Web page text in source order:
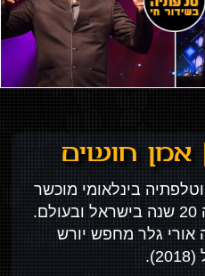
אמן חושים
בינלאומי מוכשר
ומוביל בתחומו המופיע מזה 20 שנה בישראל ובעולם.
אורי גלר מחפש יורש